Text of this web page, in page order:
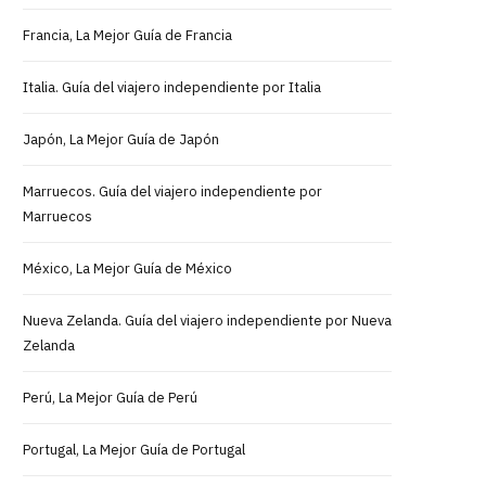
Francia, La Mejor Guía de Francia
Italia. Guía del viajero independiente por Italia
Japón, La Mejor Guía de Japón
Marruecos. Guía del viajero independiente por
Marruecos
México, La Mejor Guía de México
Nueva Zelanda. Guía del viajero independiente por Nueva
Zelanda
Perú, La Mejor Guía de Perú
Portugal, La Mejor Guía de Portugal